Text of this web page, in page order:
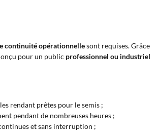
continuité opérationnellesont requises. Grâce
pour un public professionnel ou industriel
rendant prêtes pour le semis ;
pendant de nombreuses heures ;
et sans interruption ;